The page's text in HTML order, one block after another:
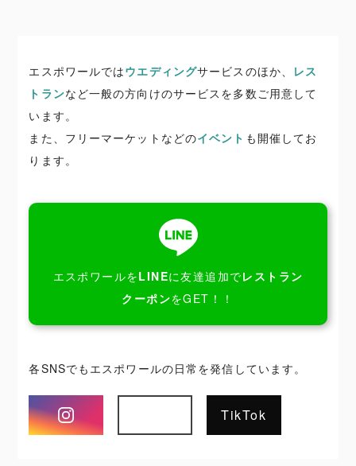
エスポワールではウエディングサービスのほか、 レス
トランなど一般の方向けのサービスを多数ご用意して
います。
また、フリーマーケットなどのイベント も開催してお
ります。
エスポワールをLINEに友達追加でレストラン
クーポンをGET！！
各SNSでもエスポワールの日常を発信しています。
Instagram
TikTok